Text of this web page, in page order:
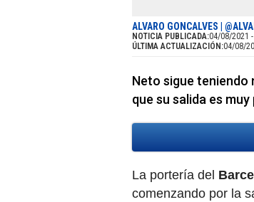
ALVARO GONCALVES |
NOTICIA PUBLICADA:04/08/2021
ÚLTIMA ACTUALIZACIÓN:04/08/
Neto sigue teniendo
que su salida es
La portería del
comenzando por la